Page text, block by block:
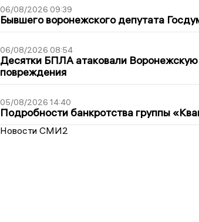
06/08/2026 09:39
Бывшего воронежского депутата
06/08/2026 08:54
Десятки БПЛА атаковали Воронежскую
повреждения
05/08/2026 14:40
Подробности банкротства группы
Новости СМИ2